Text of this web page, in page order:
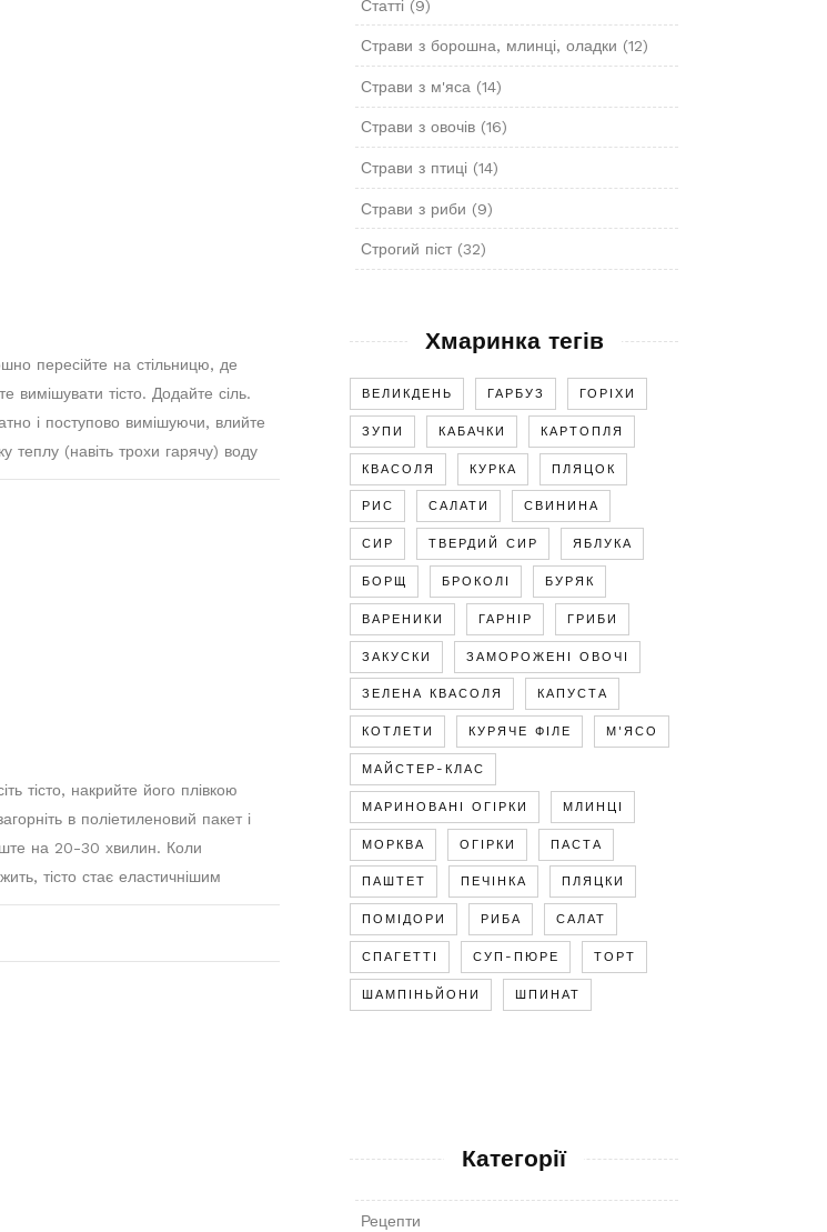
пересійте на стільницю, де
вимішувати тісто. Додайте сіль.
і поступово вимішуючи, влийте
теплу (навіть трохи гарячу) воду
тісто, накрийте його плівкою
в поліетиленовий пакет і
на 20-30 хвилин. Коли
тісто стає еластичнішим
Статті (9)
Страви з борошна, млинці, оладки (12)
Страви з м'яса (14)
Страви з овочів(16)
Страви з птиці (14)
Страви з риби (9)
Строгий піст(32)
Хмаринка тегів
ВЕЛИКДЕНЬ ГАРБУЗ ГОРІХИ
ЗУПИ КАБАЧКИ КАРТОПЛЯ
КВАСОЛЯ КУРКА ПЛЯЦОК
РИС САЛАТИ СВИНИНА
СИР ТВЕРДИЙ СИР ЯБЛУКА
БОРЩ БРОКОЛІ БУРЯК
ВАРЕНИКИ ГАРНІР ГРИБИ
ЗАКУСКИ ЗАМОРОЖЕНІ ОВОЧІ
ЗЕЛЕНА КВАСОЛЯ КАПУСТА
КОТЛЕТИ КУРЯЧЕ ФІЛЕ М'ЯСО
МАЙСТЕР-КЛАС
МАРИНОВАНІ ОГІРКИ МЛИНЦІ
МОРКВА ОГІРКИ ПАСТА
ПАШТЕТ ПЕЧІНКА ПЛЯЦКИ
ПОМІДОРИ РИБА САЛАТ
СПАГЕТТІ СУП-ПЮРЕ ТОРТ
ШАМПІНЬЙОНИ ШПИНАТ
Категорії
Рецепти